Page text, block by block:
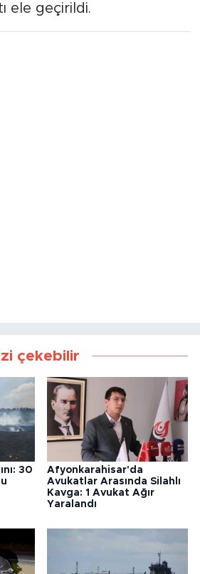
ele geçirildi.
çekebilir
30
Afyonkarahisar'da
Avukatlar Arasında Silahlı
Kavga: 1 Avukat Ağır
Yaralandı